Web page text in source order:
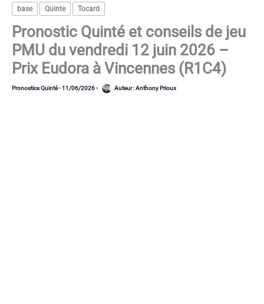
base Quinte Tocard
Pronostic Quinté et conseils de jeu
PMU du vendredi 12 juin 2026 –
Prix Eudora à Vincennes (R1C4)
Pronostics Quinté-11/06/2026- Auteur :Anthony Prioux